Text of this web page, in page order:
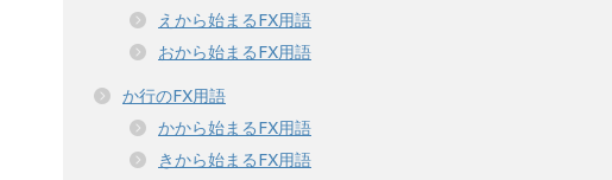
えから始まるFX用語
おから始まるFX用語
か行のFX用語
かから始まるFX用語
きから始まるFX用語